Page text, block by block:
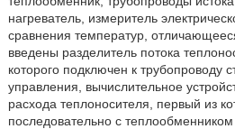
нагреватель, измеритель
сравнения температур,
введены разделитель потока
которого подключен к трубопроводу
управления, вычислительное
расхода теплоносителя, первый из
последовательно с